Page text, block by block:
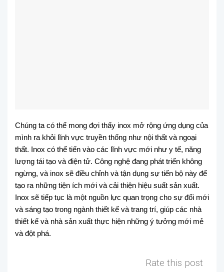
Chúng ta có thể mong đợi thấy inox mở rộng ứng dụng của
mình ra khỏi lĩnh vực truyền thống như nội thất và ngoại
thất. Inox có thể tiến vào các lĩnh vực mới như y tế, năng
lượng tái tạo và điện tử. Công nghệ đang phát triển không
ngừng, và inox sẽ điều chỉnh và tận dụng sự tiến bộ này để
tạo ra những tiện ích mới và cải thiện hiệu suất sản xuất.
Inox sẽ tiếp tục là một nguồn lực quan trọng cho sự đổi mới
và sáng tạo trong ngành thiết kế và trang trí, giúp các nhà
thiết kế và nhà sản xuất thực hiện những ý tưởng mới mẻ
và đột phá.
Rate this post